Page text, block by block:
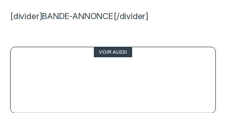
[divider]BANDE-ANNONCE[/divider]
VOIR AUSSI